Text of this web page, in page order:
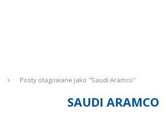
Posty otagowane jako "Saudi Aramco"
SAUDI ARAMCO